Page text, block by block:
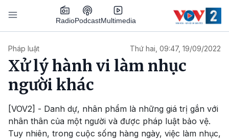
Nhảy đến nội dung
RadioPodcastMultimedia
Pháp luật Thứ hai, 09:47, 19/09/2022
Xử lý hành vi làm nhục
người khác
[VOV2] - Danh dự, nhân phẩm là những giá trị gắn với
nhân thân của một người và được pháp luật bảo vệ.
Tuy nhiên, trong cuộc sống hàng ngày, việc làm nhục,